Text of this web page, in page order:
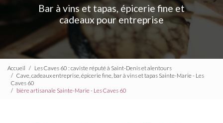
Bar à vins et tapas, épicerie fine et
cadeaux pour entreprise
Accueil
Les Caves 60 : caviste réputé à Saint-Denis et alentours
Cave, cadeaux entreprise, épicerie fine, bar à vins et tapas Sainte-Marie - Les
Caves 60
bière artisanale Sainte-Marie - Les Caves 60